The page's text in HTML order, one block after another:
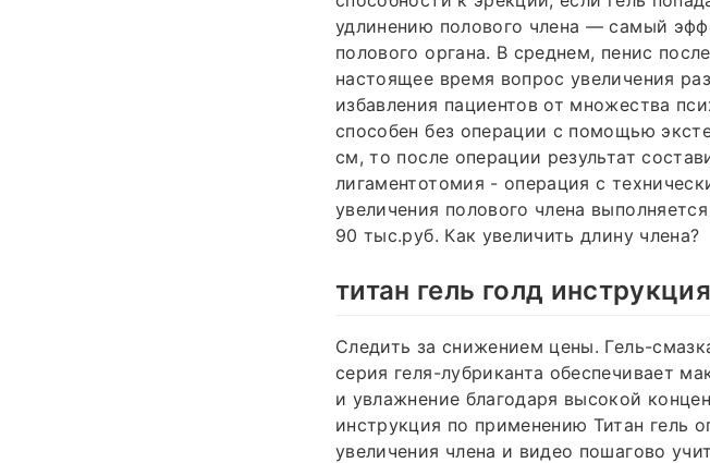
удлинению полового члена — самый
полового органа. В среднем, пенис
настоящее время вопрос увеличения
избавления пациентов от множества
способен без операции с помощью
см, то после операции результат
лигаментотомия - операция с
увеличения полового члена
90 тыс.руб. Как увеличить длину члена?
титан гель голд
Следить за снижением цены. Гель-
серия геля-лубриканта обеспечивает
и увлажнение благодаря высокой
инструкция по применению Титан гель
увеличения члена и видео пошагово